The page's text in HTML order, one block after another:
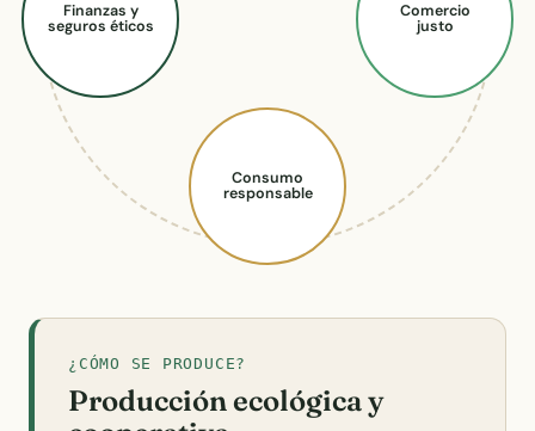
Comercio
justo
Consumo
responsable
Finanzas y
seguros éticos
¿CÓMO SE PRODUCE?
Producción ecológica y